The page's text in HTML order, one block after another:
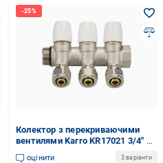
Колектор з перекриваючими
вентилями Karro KR17021 3/4" 3
виходи
оцінити 3 варіанти